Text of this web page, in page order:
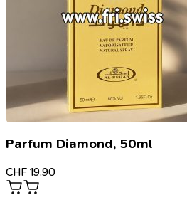
Parfum Diamond, 50ml
CHF 19.90